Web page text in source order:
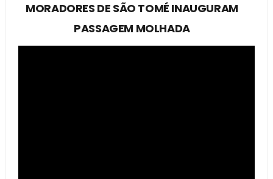
MORADORES DE SÃO TOMÉ INAUGURAM
PASSAGEM MOLHADA